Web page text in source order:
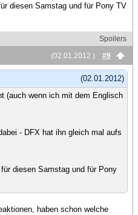
diesen Samstag und für Pony TV
Spoilers
(02.01.2012 )
#9
(02.01.2012)
(auch wenn ich mit dem Englisch
- DFX hat ihn gleich mal aufs
diesen Samstag und für Pony
haben schon welche